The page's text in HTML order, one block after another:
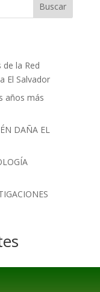
Buscar
la Red
El Salvador
años más
DAÑA EL